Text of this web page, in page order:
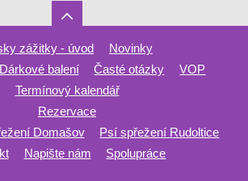
zážitky - úvod
Novinky
Dárkové balení Časté otázky
VOP
Termínový kalendář
Rezervace
Domašov
Psí spřežení Rudoltice
Napište nám Spolupráce